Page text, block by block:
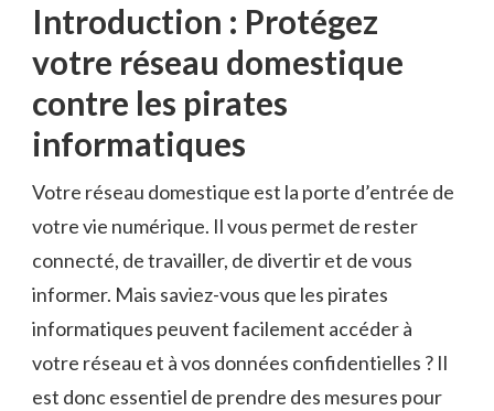
Introduction : Protégez
⁢votre réseau domestique
contre les pirates
informatiques
Votre réseau domestique est la porte d’entrée de
votre vie numérique. Il vous permet de ⁤rester
connecté,⁣ de travailler, de divertir ⁤et de vous
informer. Mais⁢ saviez-vous que ⁣les pirates
informatiques peuvent facilement accéder à
votre réseau​ et à vos ⁢données‌ confidentielles ? Il
est donc ⁢essentiel de prendre des mesures pour